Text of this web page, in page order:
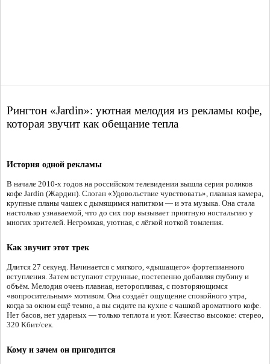
Рингтон «Jardin»: уютная мелодия из рекламы кофе,
которая звучит как обещание тепла
История одной рекламы
В начале 2010-х годов на российском телевидении вышла серия роликов
кофе Jardin (Жардин). Слоган «Удовольствие чувствовать», плавная камера,
крупные планы чашек с дымящимся напитком — и эта музыка. Она стала
настолько узнаваемой, что до сих пор вызывает приятную ностальгию у
многих зрителей. Негромкая, уютная, с лёгкой ноткой томления.
Как звучит этот трек
Длится 27 секунд. Начинается с мягкого, «дышащего» фортепианного
вступления. Затем вступают струнные, постепенно добавляя глубину и
объём. Мелодия очень плавная, неторопливая, с повторяющимся
«вопросительным» мотивом. Она создаёт ощущение спокойного утра,
когда за окном ещё темно, а вы сидите на кухне с чашкой ароматного кофе.
Нет басов, нет ударных — только теплота и уют. Качество высокое: стерео,
320 Кбит/сек.
Кому и зачем он пригодится